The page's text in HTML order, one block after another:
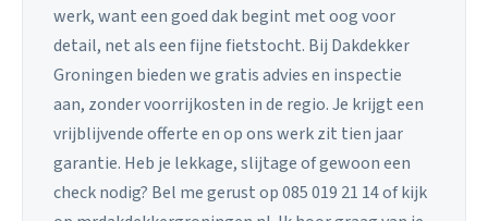
werk, want een goed dak begint met oog voor
detail, net als een fijne fietstocht. Bij Dakdekker
Groningen bieden we gratis advies en inspectie
aan, zonder voorrijkosten in de regio. Je krijgt een
vrijblijvende offerte en op ons werk zit tien jaar
garantie. Heb je lekkage, slijtage of gewoon een
check nodig? Bel me gerust op 085 019 21 14 of kijk